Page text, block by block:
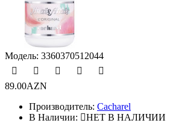
Модель: 3360370512044
89.00AZN
Производитель: Cacharel
В Наличии:
НЕТ В НАЛИЧИИ